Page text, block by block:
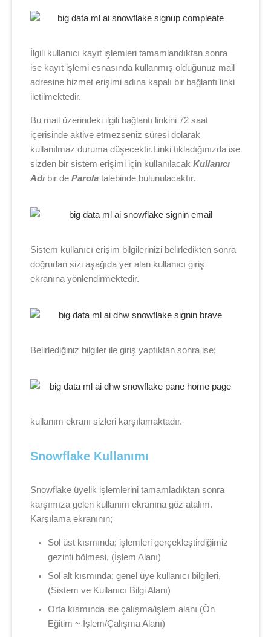
İlgili kullanıcı kayıt işlemleri tamamlandıktan sonra
ise kayıt işlemi esnasında kullanmış olduğunuz mail
adresine hizmet erişimi adına kapalı bir bağlantı linki
iletilmektedir.
Bu mail üzerindeki ilgili bağlantı linkini 72 saat
içerisinde aktive etmezseniz süresi dolarak
kullanılmaz duruma düşecektir.Linki tıkladığınızda ise
sizden bir sistem erişimi için kullanılacak Kullanıcı
Adı bir de Parola talebinde bulunulacaktır.
Sistem kullanıcı erişim bilgilerinizi belirledikten sonra
doğrudan sizi aşağıda yer alan kullanıcı giriş
ekranına yönlendirmektedir.
Belirlediğiniz bilgiler ile giriş yaptıktan sonra ise;
kullanım ekranı sizleri karşılamaktadır.
Snowflake Kullanımı
Snowflake üyelik işlemlerini tamamladıktan sonra
karşımıza gelen kullanım ekranına göz atalım.
Karşılama ekranının;
Sol üst kısmında; işlemleri gerçekleştirdiğimiz
gezinti bölmesi, (İşlem Alanı)
Sol alt kısmında; genel üye kullanıcı bilgileri,
(Sistem ve Kullanıcı Bilgi Alanı)
Orta kısmında ise çalışma/işlem alanı (Ön
Eğitim ~ İşlem/Çalışma Alanı)